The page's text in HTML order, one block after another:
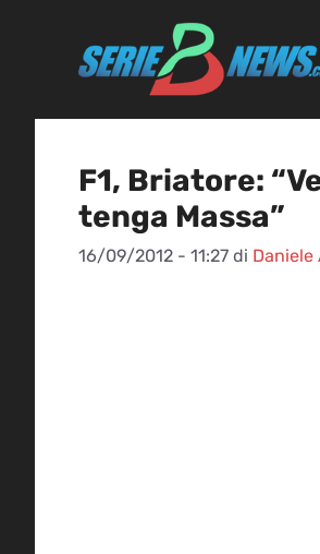
F1, Briatore:
tenga Massa”
16/09/2012 - 11:27 di Daniele